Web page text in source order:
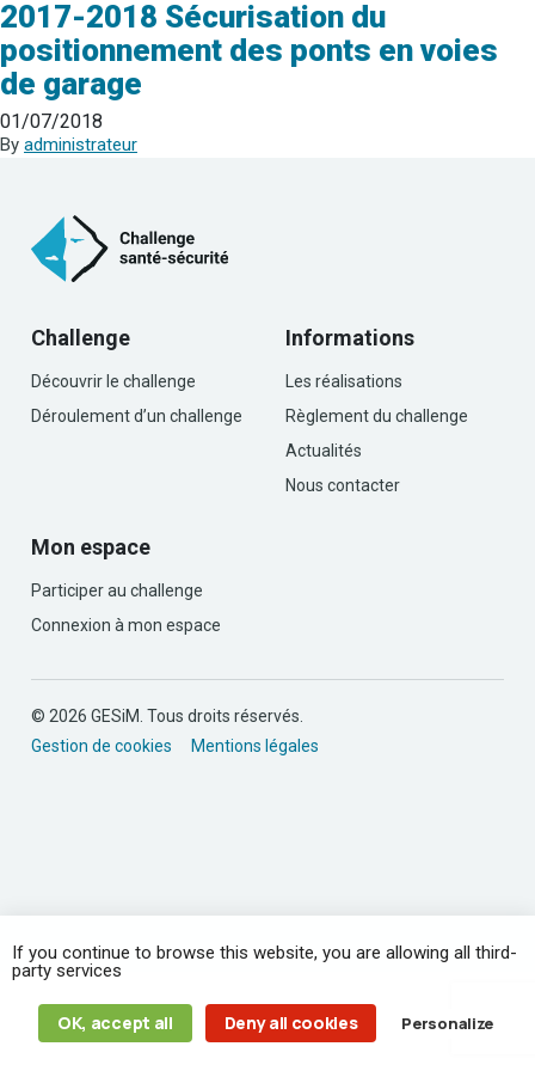
2017-2018 Sécurisation du
positionnement des ponts en voies
de garage
01/07/2018
By administrateur
Challenge
Découvrir le challenge
Déroulement d’un challenge
Informations
Les réalisations
Règlement du challenge
Actualités
Nous contacter
Mon espace
Participer au challenge
Connexion à mon espace
© 2026 GESiM. Tous droits réservés.
Gestion de cookies
Mentions légales
If you continue to browse this website, you are allowing all third-
party services
OK, accept all Deny all cookies Personalize